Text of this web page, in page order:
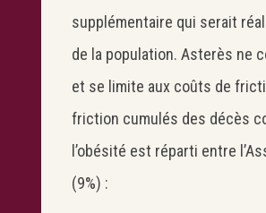
supplémentaire qui serait
de la population. Asterès ne
et se limite aux coûts de
friction cumulés des décès
l’obésité est réparti entre
(9%) :